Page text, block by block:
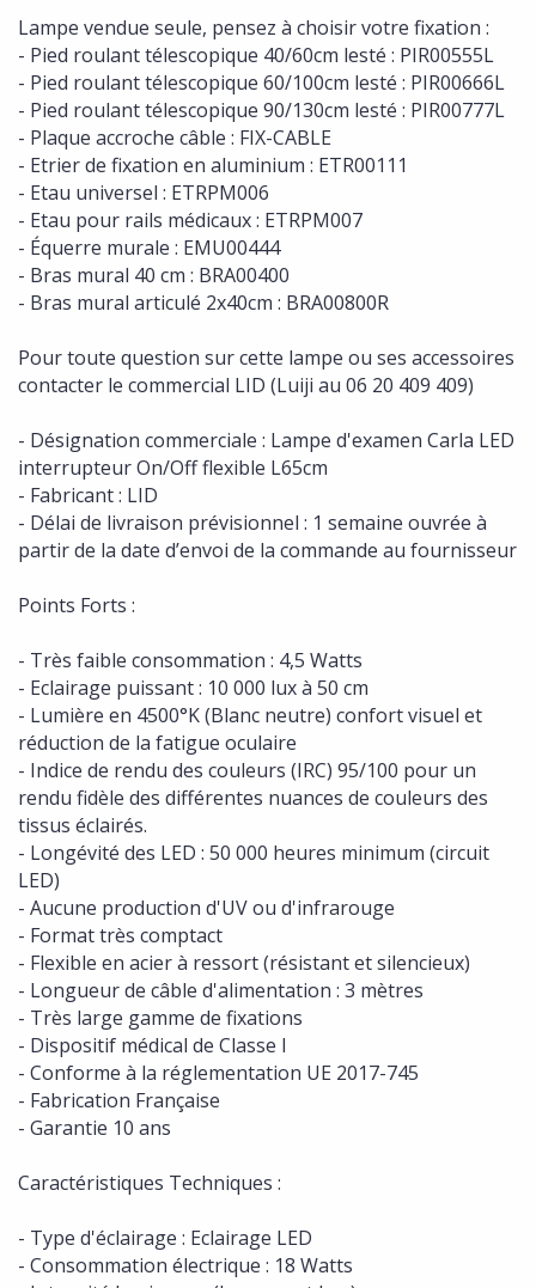
Lampe vendue seule, pensez à choisir votre fixation :
- Pied roulant télescopique 40/60cm lesté : PIR00555L
- Pied roulant télescopique 60/100cm lesté : PIR00666L
- Pied roulant télescopique 90/130cm lesté : PIR00777L
- Plaque accroche câble : FIX-CABLE
- Etrier de fixation en aluminium : ETR00111
- Etau universel : ETRPM006
- Etau pour rails médicaux : ETRPM007
- Équerre murale : EMU00444
- Bras mural 40 cm : BRA00400
- Bras mural articulé 2x40cm : BRA00800R
Pour toute question sur cette lampe ou ses accessoires
contacter le commercial LID (Luiji au 06 20 409 409)
- Désignation commerciale : Lampe d'examen Carla LED
interrupteur On/Off flexible L65cm
- Fabricant : LID
- Délai de livraison prévisionnel : 1 semaine ouvrée à
partir de la date d’envoi de la commande au fournisseur
Points Forts :
- Très faible consommation : 4,5 Watts
- Eclairage puissant : 10 000 lux à 50 cm
- Lumière en 4500°K (Blanc neutre) confort visuel et
réduction de la fatigue oculaire
- Indice de rendu des couleurs (IRC) 95/100 pour un
rendu fidèle des différentes nuances de couleurs des
tissus éclairés.
- Longévité des LED : 50 000 heures minimum (circuit
LED)
- Aucune production d'UV ou d'infrarouge
- Format très comptact
- Flexible en acier à ressort (résistant et silencieux)
- Longueur de câble d'alimentation : 3 mètres
- Très large gamme de fixations
- Dispositif médical de Classe I
- Conforme à la réglementation UE 2017-745
- Fabrication Française
- Garantie 10 ans
Caractéristiques Techniques :
- Type d'éclairage : Eclairage LED
- Consommation électrique : 18 Watts